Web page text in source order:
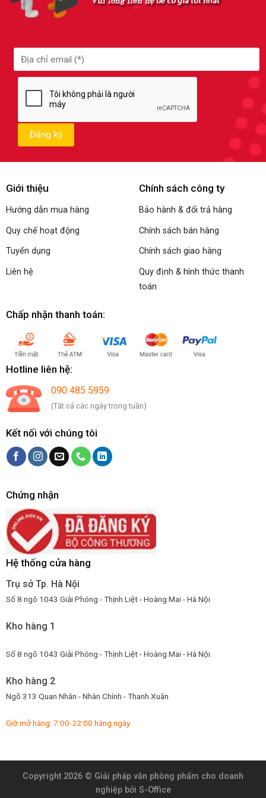
Giới thiệu
Hướng dẫn mua hàng
Quy chế hoạt động
Tuyển dụng
Liên hệ
Chính sách công ty
Bảo hành & đổi trả hàng
Chính sách bán hàng
Chính sách giao hàng
Quy định & hình thức thanh
toán
Chấp nhận thanh toán:
Hotline liên hệ:
090 485 5959
(Tất cả các ngày trong tuần)
Kết nối với chúng tôi
Chứng nhận
Hệ thống cửa hàng
Trụ sở Tp. Hà Nội
Số 8 ngõ 1043 Giải Phóng - Thịnh Liệt - Hoàng Mai - Hà Nội
Kho hàng 1
Số 8 ngõ 1043 Giải Phóng - Thịnh Liệt - Hoàng Mai - Hà Nội
Kho hàng 2
Ngõ 313 Quan Nhân - Nhân Chính - Thanh Xuân
Giờ mở hàng: 7:00-22:00 hàng ngày
Copyright 2026 © Giải pháp văn phòng phẩm cho doanh
nghiệpbởi S-Office